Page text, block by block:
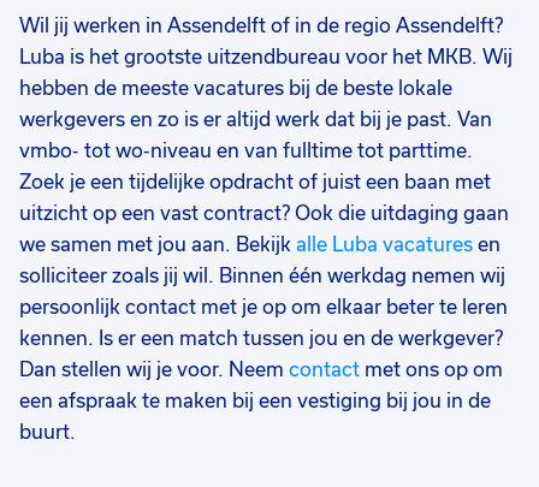
Wil jij werken in Assendelft of in de regio Assendelft?
Luba is het grootste uitzendbureau voor het MKB. Wij
hebben de meeste vacatures bij de beste lokale
werkgevers en zo is er altijd werk dat bij je past. Van
vmbo- tot wo-niveau en van fulltime tot parttime.
Zoek je een tijdelijke opdracht of juist een baan met
uitzicht op een vast contract? Ook die uitdaging gaan
we samen met jou aan. Bekijk alle Luba vacatures en
solliciteer zoals jij wil. Binnen één werkdag nemen wij
persoonlijk contact met je op om elkaar beter te leren
kennen. Is er een match tussen jou en de werkgever?
Dan stellen wij je voor. Neem contact met ons op om
een afspraak te maken bij een vestiging bij jou in de
buurt.